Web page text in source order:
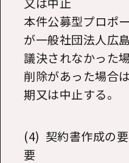
本件公募型プロポ
が一般社団法人広
議決されなかった
削除があった場合
期又は中止する。
(4) 契約書作成の
要